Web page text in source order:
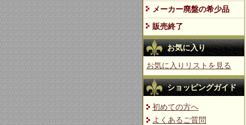
メーカー廃盤の希少品
販売終了
お気に入り
お気に入りリストを見る
ショッピングガイド
初めての方へ
よくあるご質問